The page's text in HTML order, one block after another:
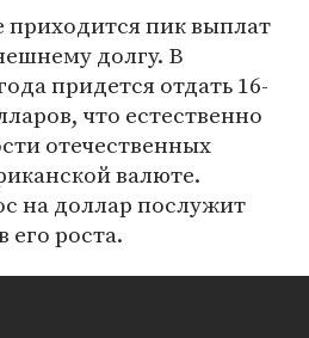
приходится пик выплат
долгу. В
придется отдать 16-
что естественно
отечественных
валюте.
на доллар послужит
его роста.